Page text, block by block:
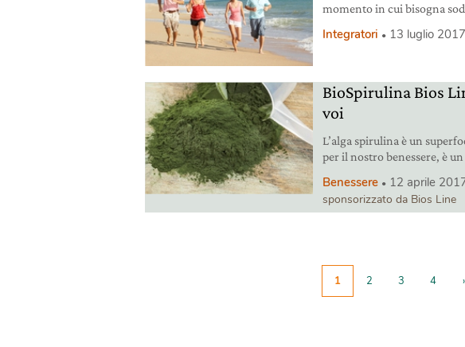
momento in cui bisogna
Integratori 13 luglio 2017
BioSpirulina Bios
voi
L’alga spirulina è un
per il nostro benessere, è
l’efficacia.
Benessere 12 aprile
sponsorizzato da Bios Line
1 2 3 4